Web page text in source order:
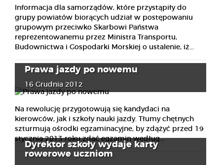
Informacja dla samorządów, które przystąpiły do
grupy powiatów biorących udział w postępowaniu
grupowym przeciwko Skarbowi Państwa
reprezentowanemu przez Ministra Transportu,
Budownictwa i Gospodarki Morskiej o ustalenie, iż...
Prawa jazdy po nowemu
16 Grudnia 2012
Na rewolucję przygotowują się kandydaci na
kierowców, jak i szkoły nauki jazdy. Tłumy chętnych
szturmują ośrodki egzaminacyjne, by zdążyć przed 19
stycznia 2013 roku zdać egzamin według...
Dyrektor szkoły wydaje karty
rowerowe uczniom